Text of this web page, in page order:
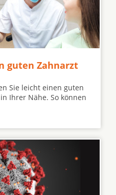
guten Zahnarzt
Sie leicht einen guten
Ihrer Nähe. So können